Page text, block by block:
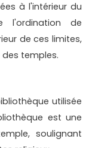
à l'intérieur du
l'ordination de
de ces limites,
temples.
utilisée
est une
soulignant